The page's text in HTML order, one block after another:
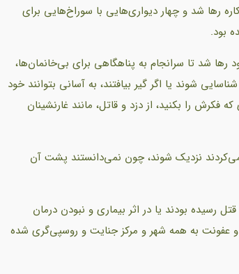
رها شد و چهار دیواری‌هایی با سوراخ‌هایی برای
بود.
رها شد تا سرانجام به پناهگاهی برای بی‌خانمان‌ها،
شوند یا اگر گیر بیافتند، به آسانی بتوانند خود
فکرش را بکنید، از دزد و قاتل، مانند غارنشینان
نزدیک شوند، چون نمی‌دانستند پشت آن
رسیده بودند یا در اثر بیماری و نبودن درمان
عفونت به همه شهر و مرکز جنایت و روسپی‌گری شده